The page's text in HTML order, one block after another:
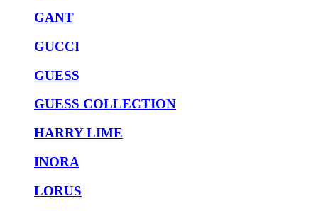
GANT
GUCCI
GUESS
GUESS COLLECTION
HARRY LIME
INORA
LORUS